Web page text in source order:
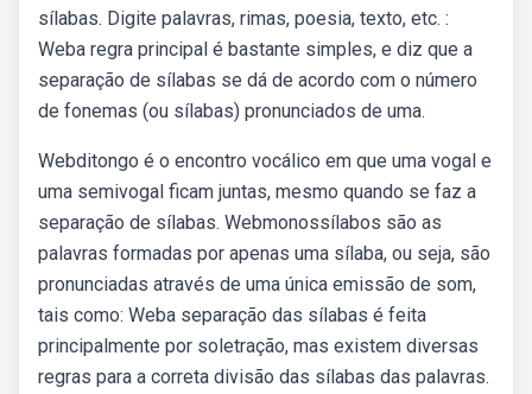
sílabas. Digite palavras, rimas, poesia, texto, etc. :
Weba regra principal é bastante simples, e diz que a
separação de sílabas se dá de acordo com o número
de fonemas (ou sílabas) pronunciados de uma.
Webditongo é o encontro vocálico em que uma vogal e
uma semivogal ficam juntas, mesmo quando se faz a
separação de sílabas. Webmonossílabos são as
palavras formadas por apenas uma sílaba, ou seja, são
pronunciadas através de uma única emissão de som,
tais como: Weba separação das sílabas é feita
principalmente por soletração, mas existem diversas
regras para a correta divisão das sílabas das palavras.